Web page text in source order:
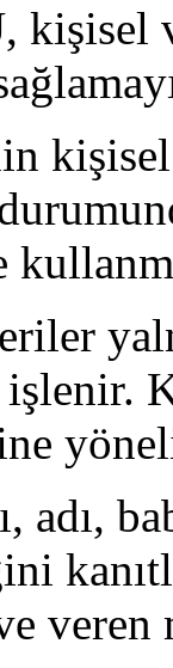
kişisel
işlenir.
adı,
veren